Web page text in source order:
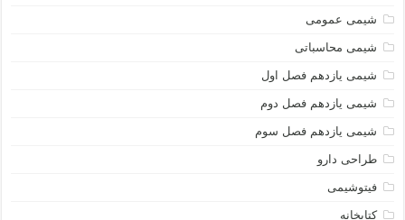
شیمی عمومی
شیمی محاسباتی
شیمی یازدهم فصل اول
شیمی یازدهم فصل دوم
شیمی یازدهم فصل سوم
طراحی دارو
فیتوشیمی
کتابخانه